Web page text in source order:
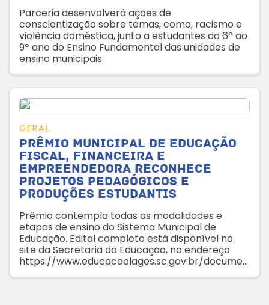
Parceria desenvolverá ações de
conscientização sobre temas, como, racismo e
violência doméstica, junto a estudantes do 6º ao
9º ano do Ensino Fundamental das unidades de
ensino municipais
GERAL
Prêmio Municipal de Educação
Fiscal, Financeira e
Empreendedora reconhece
projetos pedagógicos e
produções estudantis
Prêmio contempla todas as modalidades e
etapas de ensino do Sistema Municipal de
Educação. Edital completo está disponível no
site da Secretaria da Educação, no endereço
https://www.educacaolages.sc.gov.br/documen